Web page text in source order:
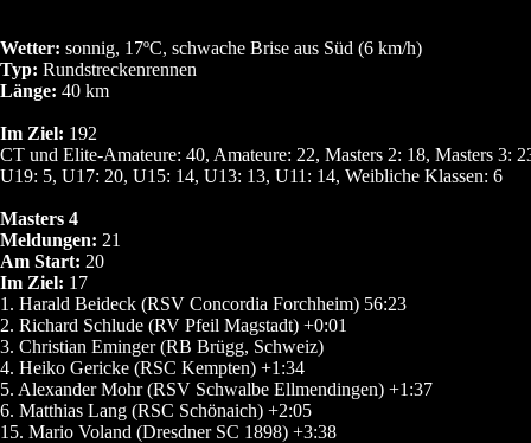
Wetter: sonnig, 17ºC, schwache Brise aus Süd (6 km/h)
Typ: Rundstreckenrennen
Länge: 40 km
Im Ziel: 192
CT und Elite-Amateure: 40, Amateure: 22, Masters 2: 18, Masters 3:
U19: 5, U17: 20, U15: 14, U13: 13, U11: 14, Weibliche Klassen: 6
Masters 4
Meldungen: 21
Am Start: 20
Im Ziel: 17
1. Harald Beideck (RSV Concordia Forchheim) 56:23
2. Richard Schlude (RV Pfeil Magstadt) +0:01
3. Christian Eminger (RB Brügg, Schweiz)
4. Heiko Gericke (RSC Kempten) +1:34
5. Alexander Mohr (RSV Schwalbe Ellmendingen) +1:37
6. Matthias Lang (RSC Schönaich) +2:05
15. Mario Voland (Dresdner SC 1898) +3:38